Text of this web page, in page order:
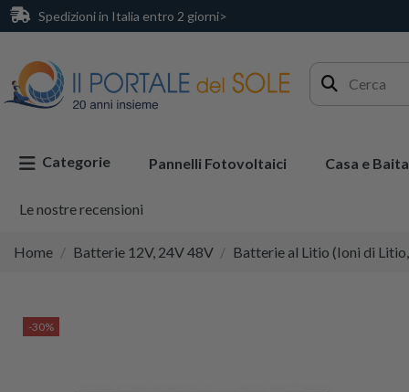
Spedizioni in Italia entro 2 giorni>
Categorie Pannelli Fotovoltaici Casa e
Le nostre recensioni
Home Batterie 12V, 24V 48V Batterie al Litio (Ioni di
-30%